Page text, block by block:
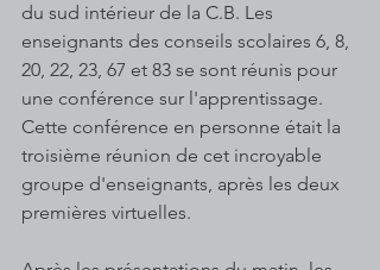
du sud intérieur de la C.B. Les
enseignants des conseils scolaires 6, 8,
20, 22, 23, 67 et 83 se sont réunis pour
une conférence sur l'apprentissage.
Cette conférence en personne était la
troisième réunion de cet incroyable
groupe d'enseignants, après les deux
premières virtuelles.